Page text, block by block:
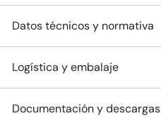
Datos técnicos y normativa
Logística y embalaje
Documentación y descargas